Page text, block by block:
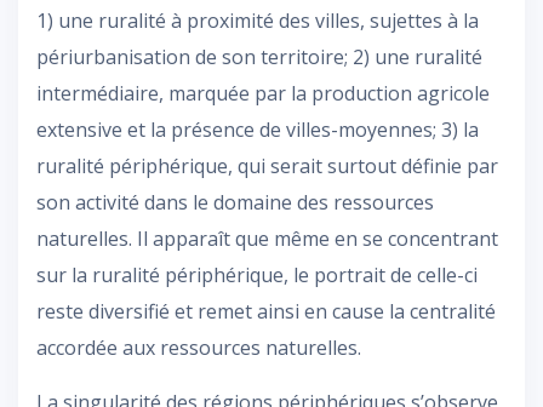
1) une ruralité à proximité des villes, sujettes à la
périurbanisation de son territoire; 2) une ruralité
intermédiaire, marquée par la production agricole
extensive et la présence de villes-moyennes; 3) la
ruralité périphérique, qui serait surtout définie par
son activité dans le domaine des ressources
naturelles. Il apparaît que même en se concentrant
sur la ruralité périphérique, le portrait de celle-ci
reste diversifié et remet ainsi en cause la centralité
accordée aux ressources naturelles.